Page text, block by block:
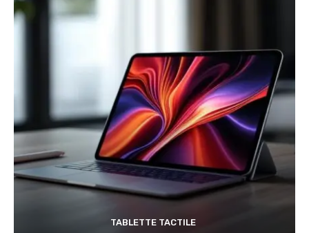
TABLETTE TACTILE